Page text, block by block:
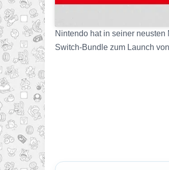
Nintendo hat in seiner
Switch-Bundle zum Launch